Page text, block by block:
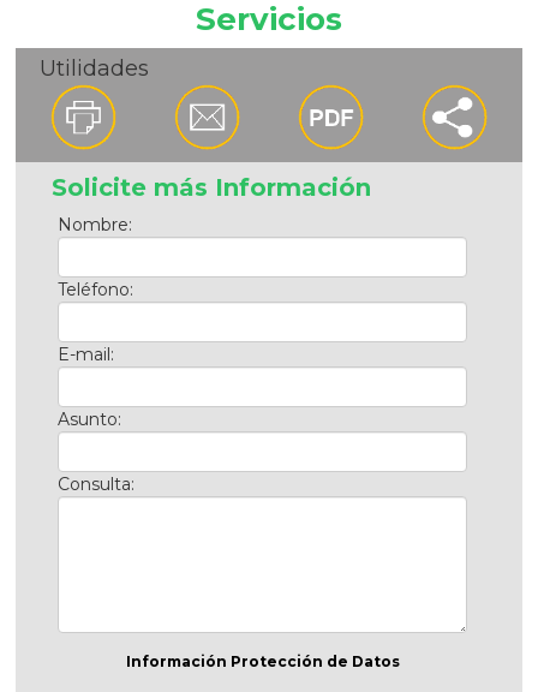
Servicios
Utilidades
Solicite más Información
Nombre:
Teléfono:
E-mail:
Asunto:
Consulta:
Información Protección de Datos